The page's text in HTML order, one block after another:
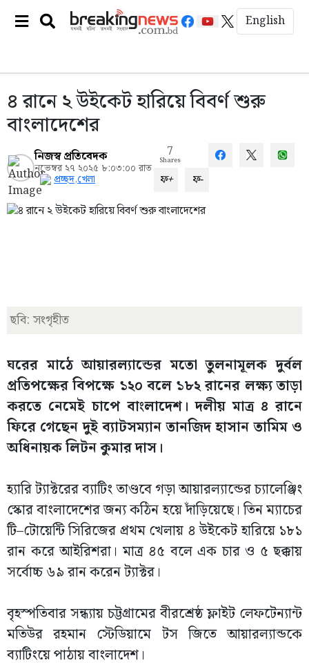
English
৪ রানে ২ উইকেট হারিয়ে বিবর্ণ শুরু
বাংলাদেশের
নিজস্ব প্রতিবেদক
নভেম্বর ২৭ ২০২৫ ৮:০৩:০০ রাত
প্রচ্ছদ,খেলা
7
Shares
ফ+ ফ-
ছবি: সংগৃহীত
ঘরের মাঠে আয়ারল্যান্ডের মতো তুলনামূলক দুর্বল
প্রতিপক্ষের বিপক্ষে ১২০ বলে ১৮২ রানের লক্ষ্য তাড়া
করতে নেমেই চাপে বাংলাদেশ। দলীয় মাত্র ৪ রানে
ফিরে গেছেন দুই ব্যাটসম্যান তানজিদ হাসান তামিম ও
অধিনায়ক লিটন কুমার দাস।
হ্যারি ট্যাক্টরের ব্যাটিং তাণ্ডবে গড়া আয়ারল্যান্ডের চ্যালেঞ্জিং
স্কোর বাংলাদেশের জন্য কঠিন হয়ে দাঁড়িয়েছে। তিন ম্যাচের
টি–টোয়েন্টি সিরিজের প্রথম খেলায় ৪ উইকেট হারিয়ে ১৮১
রান করে আইরিশরা। মাত্র ৪৫ বলে এক চার ও ৫ ছক্কায়
সর্বোচ্চ ৬৯ রান করেন ট্যাক্টর।
বৃহস্পতিবার সন্ধ্যায় চট্টগ্রামের বীরশ্রেষ্ঠ ফ্লাইট লেফটেন্যান্ট
মতিউর রহমান স্টেডিয়ামে টস জিতে আয়ারল্যান্ডকে
ব্যাটিংয়ে পাঠায় বাংলাদেশ।